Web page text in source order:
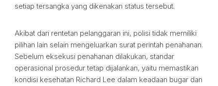
setiap tersangka yang dikenakan status tersebut.
Akibat dari rentetan pelanggaran ini, polisi tidak memiliki
pilihan lain selain mengeluarkan surat perintah penahanan.
Sebelum eksekusi penahanan dilakukan, standar
operasional prosedur tetap dijalankan, yaitu memastikan
kondisi kesehatan Richard Lee dalam keadaan bugar dan